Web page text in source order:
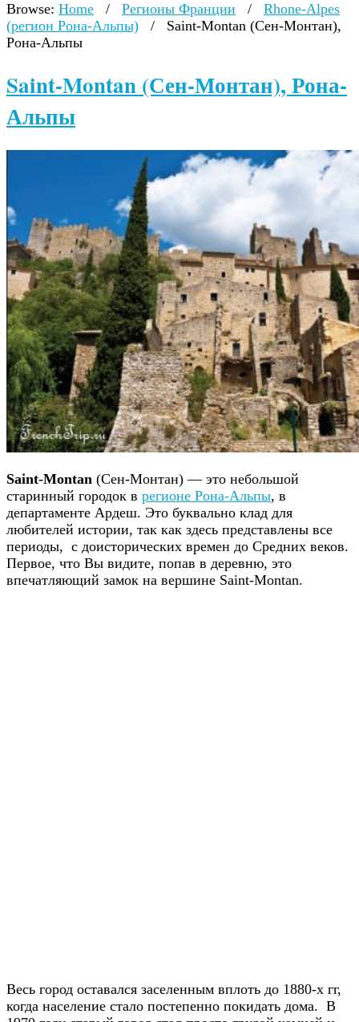
Browse: Home / Регионы Франции /
Rhone-Alpes
(регион Рона-Альпы)
/
Saint-Montan (Сен-Монтан),
Рона-Альпы
Saint-Montan (Сен-Монтан), Рона-
Альпы
Saint-Montan (Сен-Монтан) — это небольшой
старинный городок в регионе Рона-Альпы, в
департаменте Ардеш. Это буквально клад для
любителей истории, так как здесь представлены все
периоды, с доисторических времен до Средних веков.
Первое, что Вы видите, попав в деревню, это
впечатляющий замок на вершине Saint-Montan.
Весь город оставался заселенным вплоть до 1880-х гг,
когда население стало постепенно покидать дома. В